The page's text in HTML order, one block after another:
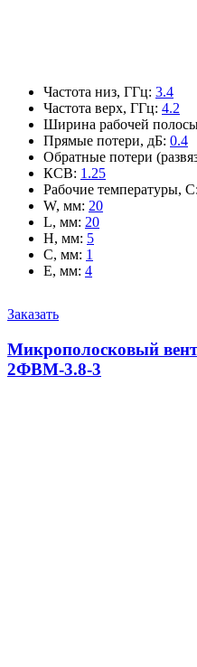
Частота низ, ГГц: 3.4
Частота верх, ГГц: 4.2
Ширина рабочей
Прямые потери, дБ: 0.4
Обратные потери
КСВ: 1.25
Рабочие температуры, С:
W, мм: 20
L, мм: 20
H, мм: 5
C, мм: 1
E, мм: 4
Заказать
Микрополосковый
2ФВМ-3.8-3